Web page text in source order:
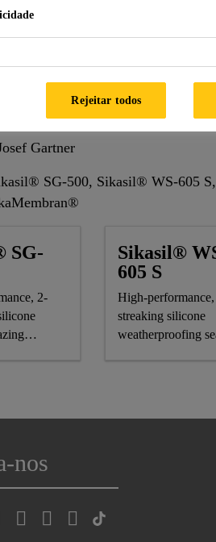
is a major office and retail
a restrained six-story, 34 m
Ateliers Jean Nouvel
Gartner
SG-500, Sikasil® WS-605
SG-
2-
Sikasil®
605 S
High-
streaking silicone
weatherproofing
nos
Rejeitar todos